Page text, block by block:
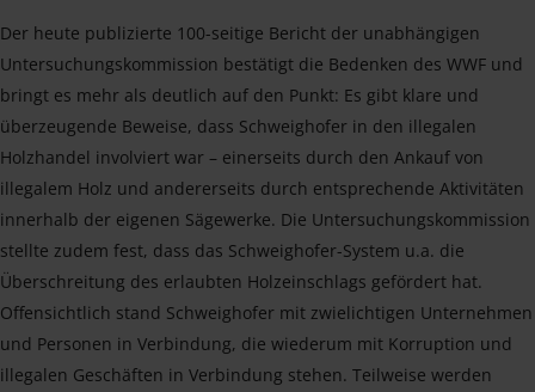
Der heute publizierte 100-seitige Bericht der unabhängigen
Untersuchungskommission bestätigt die Bedenken des WWF und
bringt es mehr als deutlich auf den Punkt: Es gibt klare und
überzeugende Beweise, dass Schweighofer in den illegalen
Holzhandel involviert war – einerseits durch den Ankauf von
illegalem Holz und andererseits durch entsprechende Aktivitäten
innerhalb der eigenen Sägewerke. Die Untersuchungskommission
stellte zudem fest, dass das Schweighofer-System u.a. die
Überschreitung des erlaubten Holzeinschlags gefördert hat.
Offensichtlich stand Schweighofer mit zwielichtigen Unternehmen
und Personen in Verbindung, die wiederum mit Korruption und
illegalen Geschäften in Verbindung stehen. Teilweise werden